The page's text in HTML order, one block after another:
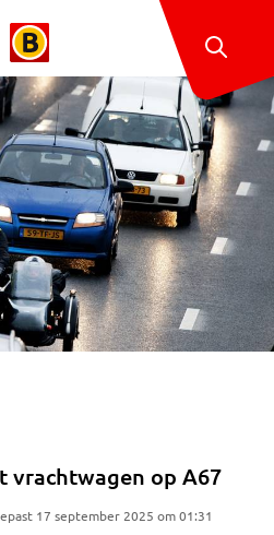
vrachtwagen op A67
17 september 2025 om 01:31